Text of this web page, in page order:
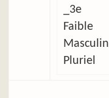
_3e
Faible
Masculin
Pluriel